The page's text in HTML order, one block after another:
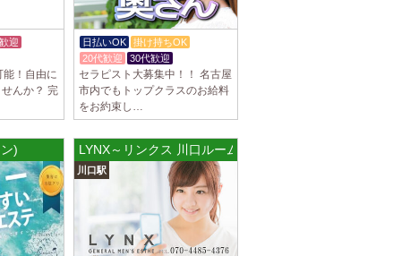
迎
能！自由に
んか？ 完
日払いOK
掛け持ちOK
20代歓迎
30代歓迎
セラピスト大募集中！！ 名古屋
市内でもトップクラスのお給料
をお約束し…
) LYNX～リンクス 川口ルーム
川口駅